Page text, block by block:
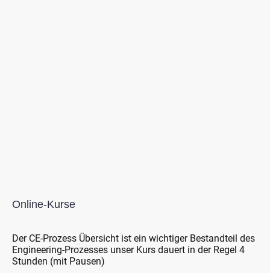
Online-Kurse
Der CE-Prozess Übersicht ist ein wichtiger Bestandteil des
Engineering-Prozesses unser Kurs dauert in der Regel 4
Stunden (mit Pausen)